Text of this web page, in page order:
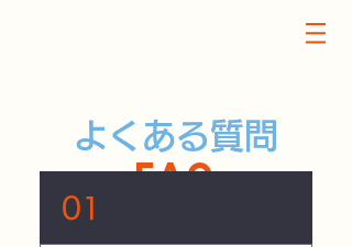
​よくある質問
FAQ
01